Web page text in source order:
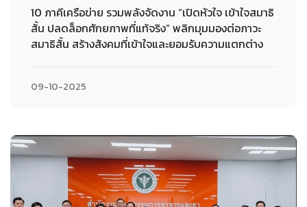
10 ภาคีเครือข่าย รวมพลังจัดงาน “เปิดหัวใจ เข้าใจสมาธิ
สั้น ปลดล็อกศักยภาพที่แท้จริง” พลิกมุมมองต่อภาวะ
สมาธิสั้น สร้างสังคมที่เข้าใจและยอมรับความแตกต่าง
09-10-2025